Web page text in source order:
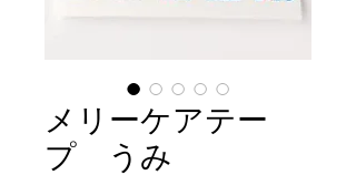
メリーケアテー
プ うみ